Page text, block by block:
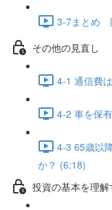
3-7まとめ
その他の見直し
4-1 通信費
4-2 車を保
4-3 65歳以
か？ (6:18)
投資の基本を理解